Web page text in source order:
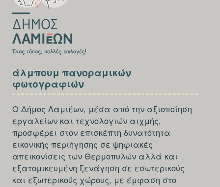
SECTION
FOOTER-
THIRD
άλμπουμ πανοραμικών
φωτογραφιών
Ο Δήμος Λαμιέων, μέσα από την αξιοποίηση
εργαλείων και τεχνολογιών αιχμής,
προσφέρει στον επισκέπτη δυνατότητα
εικονικής περιήγησης σε ψηφιακές
απεικονίσεις των Θερμοπυλών αλλά και
εξατομικευμένη ξενάγηση σε εσωτερικούς
και εξωτερικούς χώρους, με έμφαση στο